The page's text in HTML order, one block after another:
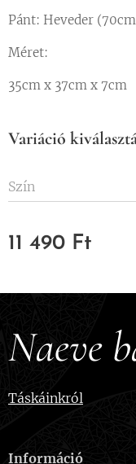
Pánt: Heveder
Méret:
35cm x 37cm x 7cm
Variáció
Szín
11 490 Ft
Naeve
Táskáinkról
Információ